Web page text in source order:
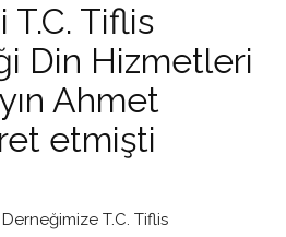
T.C. Tiflis
Din Hizmetleri
Ahmet
etmişti
T.C. Tiflis